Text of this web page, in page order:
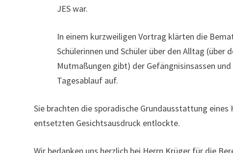
JES war.
In einem kurzweiligen Vortrag klärten die
Schülerinnen und Schüler über den Alltag (über
Mutmaßungen gibt) der Gefängnisinsassen und
Tagesablauf auf.
Sie brachten die sporadische Grundausstattung
entsetzten Gesichtsausdruck entlockte.